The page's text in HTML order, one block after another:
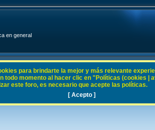
en general
para brindarte la mejor y más relevante
momento al hacer clic en "Políticas (cookies |
este foro, es necesario que acepte las políticas.
[ Acepto ]